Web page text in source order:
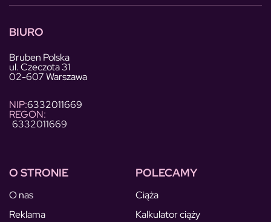
BIURO
Bruben Polska
ul. Czeczota 31
02-607 Warszawa
NIP:6332011669
REGON:
6332011669
O STRONIE
O nas
Reklama
POLECAMY
Ciąża
Kalkulator ciąży